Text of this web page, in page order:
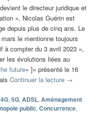
le directeur juridique et
», Nicolas Guérin est
depuis plus de cinq ans. Le
le mentionne toujours
à compter du 3 avril 2023 »,
les évolutions liées au
future« ]» présenté le 16
Continuer la lecture →
4G,5G,ADSL,Aménagement
public,Concurrence,